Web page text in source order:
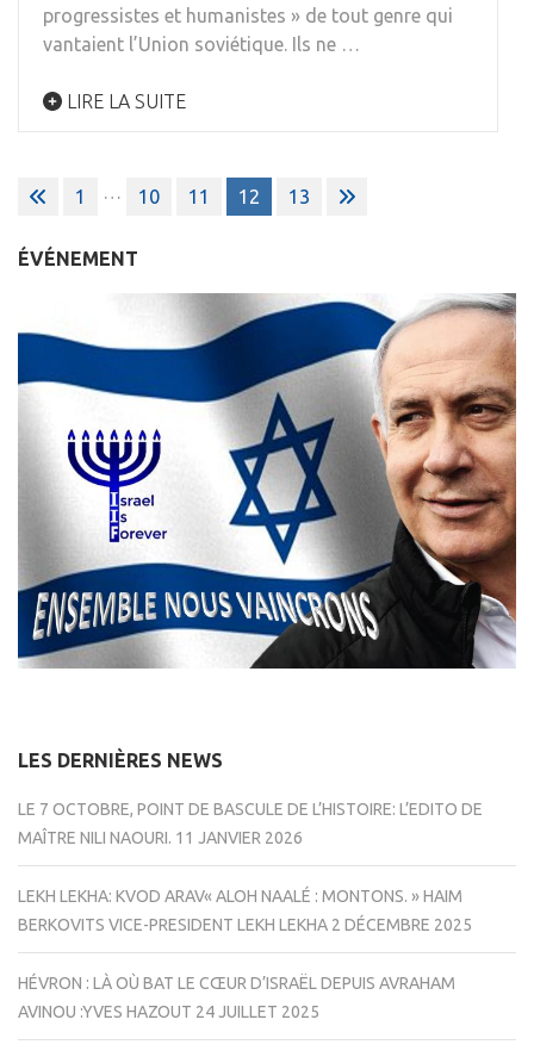
progressistes et humanistes » de tout genre qui
vantaient l’Union soviétique. Ils ne …
LIRE LA SUITE
Navigation
articles
1 … 10 11 12 13
ÉVÉNEMENT
LES DERNIÈRES NEWS
LE 7 OCTOBRE, POINT DE BASCULE DE L’HISTOIRE: L’EDITO DE
MAÎTRE NILI NAOURI. 11 JANVIER 2026
LEKH LEKHA: KVOD ARAV« ALOH NAALÉ : MONTONS. » HAIM
BERKOVITS VICE-PRESIDENT LEKH LEKHA 2 DÉCEMBRE 2025
HÉVRON : LÀ OÙ BAT LE CŒUR D’ISRAËL DEPUIS AVRAHAM
AVINOU :YVES HAZOUT 24 JUILLET 2025